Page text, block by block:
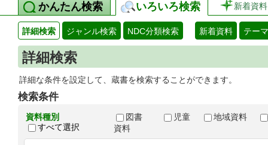
かんたん検索 いろいろ検索 新着資料
詳細検索 ジャンル検索 NDC分類検索 新着資料 テー
詳細検索
詳細な条件を設定して、蔵書を検索することができます。
検索条件
資料種別
すべて選択
図書 児童
地域資料
資料